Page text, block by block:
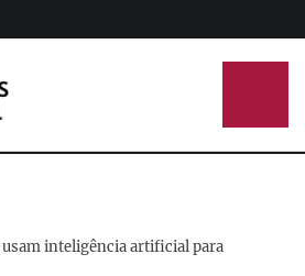
usam inteligência artificial para